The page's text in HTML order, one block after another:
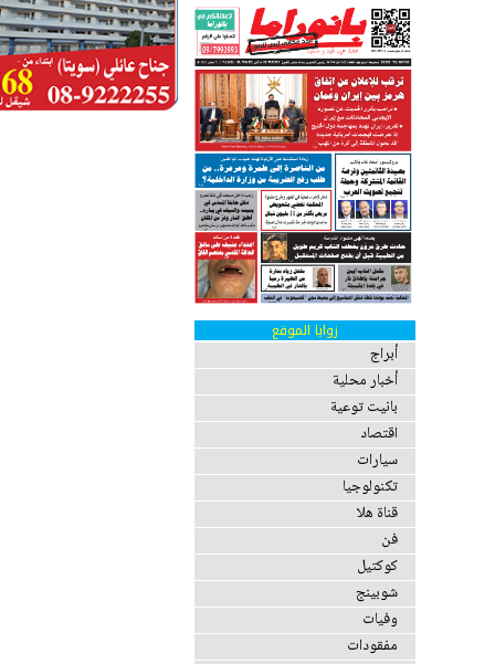
زوايا الموقع
أبراج
أخبار محلية
بانيت توعية
اقتصاد
سيارات
تكنولوجيا
قناة هلا
فن
كوكتيل
شوبينج
وفيات
مفقودات